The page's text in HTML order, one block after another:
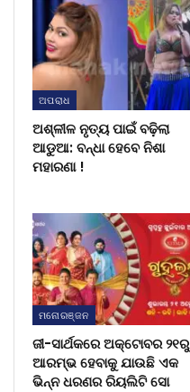
ଅପରାଧ
ଅଶ୍ଳୀଳ ନୃତ୍ୟ ପାଇଁ ବଢ଼ିଲା
ଆଡୁଆ: ବନ୍ଧା ହେବେ ନିଶା
ମହାରଣା !
ମନୋରଞ୍ଜନ
ଜୀ-ସାର୍ଥକରେ ଅକ୍ଟୋବର ୨୧ରୁ
ଆରମ୍ଭ ହେବାକୁ ଯାଉଛି ଏକ
ଭିନ୍ନ ଧରଣର ରିୟଲିଟି ସୋ